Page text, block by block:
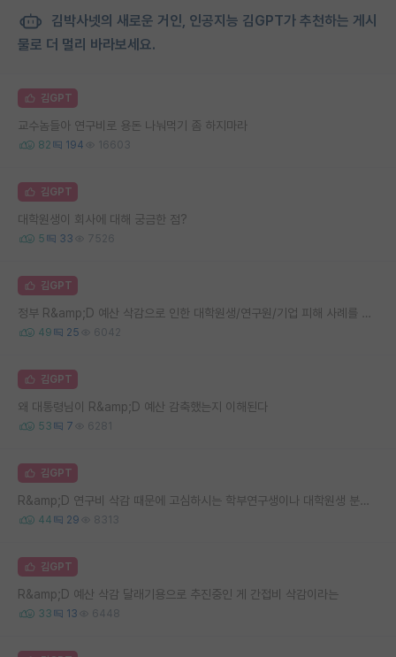
김박사넷의 새로운 거인, 인공지능 김GPT가 추천하는 게시
물로 더 멀리 바라보세요.
김GPT
교수놈들아 연구비로 용돈 나눠먹기 좀 하지마라
82 194 16603
김GPT
대학원생이 회사에 대해 궁금한 점?
5 33 7526
김GPT
정부 R&amp;D 예산 삭감으로 인한 대학원생/연구원/기업 피해 사례를 찾습니다.
49 25 6042
김GPT
왜 대통령님이 R&amp;D 예산 감축했는지 이해된다
53 7 6281
김GPT
R&amp;D 연구비 삭감 때문에 고심하시는 학부연구생이나 대학원생 분을 찾습니다.
44 29 8313
김GPT
R&amp;D 예산 삭감 달래기용으로 추진중인 게 간접비 삭감이라는
33 13 6448